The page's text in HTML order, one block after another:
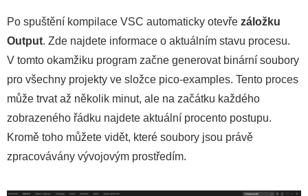
Po spuštění kompilace VSC automaticky otevře záložku
Output. Zde najdete informace o aktuálním stavu procesu.
V tomto okamžiku program začne generovat binární soubory
pro všechny projekty ve složce pico-examples. Tento proces
může trvat až několik minut, ale na začátku každého
zobrazeného řádku najdete aktuální procento postupu.
Kromě toho můžete vidět, které soubory jsou právě
zpracovávány vývojovým prostředím.